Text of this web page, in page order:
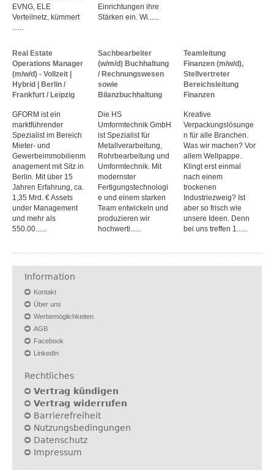
EVNG, ELE
Verteilnetz, kümmert
Einrichtungen ihre
Stärken ein. Wi......
Real Estate
Operations Manager
(m/w/d) - Vollzeit |
Hybrid | Berlin /
Frankfurt / Leipzig
GFORM ist ein
marktführender
Spezialist im Bereich
Mieter- und
Gewerbeimmobilienm
anagement mit Sitz in
Berlin. Mit über 15
Jahren Erfahrung, ca.
1,35 Mrd. € Assets
under Management
und mehr als
550.00......
Sachbearbeiter
(w/m/d) Buchhaltung
/ Rechnungswesen
sowie
Bilanzbuchhaltung
Die HS
Umformtechnik GmbH
ist Spezialist für
Metallverarbeitung,
Rohrbearbeitung und
Umformtechnik. Mit
modernster
Fertigungstechnologi
e und einem starken
Team entwickeln und
produzieren wir
hochwerti......
Teamleitung
Finanzen (m/w/d),
Stellvertreter
Bereichsleitung
Finanzen
Kreative
Verpackungslösunge
n für alle Branchen.
Was wir machen? Vor
allem Wellpappe.
Klingt erst einmal
nach einem
trockenen
Industriezweig? Ist
aber so frisch wie
unsere Ideen. Denn
bei uns treffen 1......
Information
Kontakt
Über uns
Werbemöglichkeiten
AGB
Facebook
LinkedIn
Rechtliches
Vertrag kündigen
Vertrag widerrufen
Barrierefreiheit
Nutzungsbedingungen
Datenschutz
Impressum